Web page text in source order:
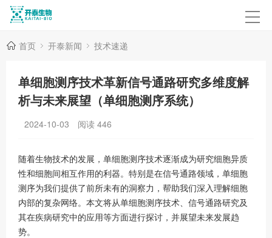
首页 开泰新闻 技术速递
单细胞测序技术革新信号通路研究多维度解
析与未来展望（单细胞测序系统）
2024-10-03 阅读 446
随着生物技术的发展，单细胞测序技术逐渐成为研究细胞异质
性和细胞间相互作用的利器。特别是在信号通路领域，单细胞
测序为我们提供了前所未有的洞察力，帮助我们深入理解细胞
内部的复杂网络。本文将从单细胞测序技术、信号通路研究及
其在疾病研究中的应用等方面进行探讨，并展望未来发展趋
势。